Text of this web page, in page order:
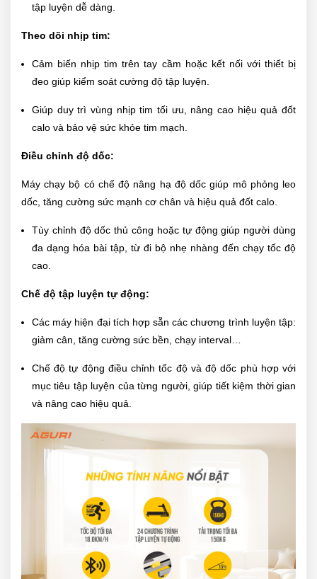
tập luyện dễ dàng.
Theo dõi nhịp tim:
Cảm biến nhịp tim trên tay cầm hoặc kết nối với thiết bị
đeo giúp kiểm soát cường độ tập luyện.
Giúp duy trì vùng nhịp tim tối ưu, nâng cao hiệu quả đốt
calo và bảo vệ sức khỏe tim mạch.
Điều chỉnh độ dốc:
Máy chạy bộ có chế độ nâng hạ độ dốc giúp mô phỏng leo
dốc, tăng cường sức mạnh cơ chân và hiệu quả đốt calo.
Tùy chỉnh độ dốc thủ công hoặc tự động giúp người dùng
đa dạng hóa bài tập, từ đi bộ nhẹ nhàng đến chạy tốc độ
cao.
Chế độ tập luyện tự động:
Các máy hiện đại tích hợp sẵn các chương trình luyện tập:
giảm cân, tăng cường sức bền, chạy interval…
Chế độ tự động điều chỉnh tốc độ và độ dốc phù hợp với
mục tiêu tập luyện của từng người, giúp tiết kiệm thời gian
và nâng cao hiệu quả.